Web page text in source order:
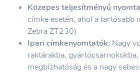
Közepes teljesítményű
címke esetén, ahol a tartósabb
Zebra ZT230)
Ipari címkenyomtatók: Nagy
raktárakba,
megbízhatóság és a nagy